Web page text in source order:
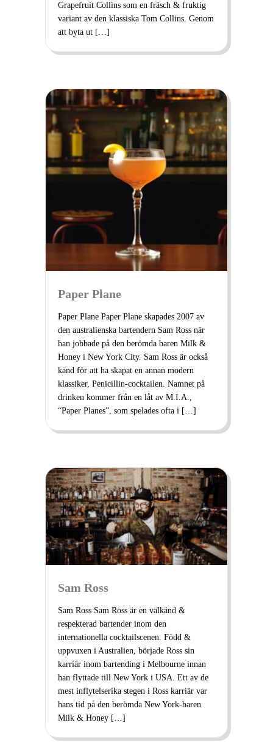
Grapefruit Collins som en fräsch & fruktig
variant av den klassiska Tom Collins. Genom
att byta ut […]
Paper Plane
Paper Plane Paper Plane skapades 2007 av
den australienska bartendern Sam Ross när
han jobbade på den berömda baren Milk &
Honey i New York City. Sam Ross är också
känd för att ha skapat en annan modern
klassiker, Penicillin-cocktailen. Namnet på
drinken kommer från en låt av M.I.A.,
“Paper Planes”, som spelades ofta i […]
Sam Ross
Sam Ross Sam Ross är en välkänd &
respekterad bartender inom den
internationella cocktailscenen. Född &
uppvuxen i Australien, började Ross sin
karriär inom bartending i Melbourne innan
han flyttade till New York i USA. Ett av de
mest inflytelserika stegen i Ross karriär var
hans tid på den berömda New York-baren
Milk & Honey […]